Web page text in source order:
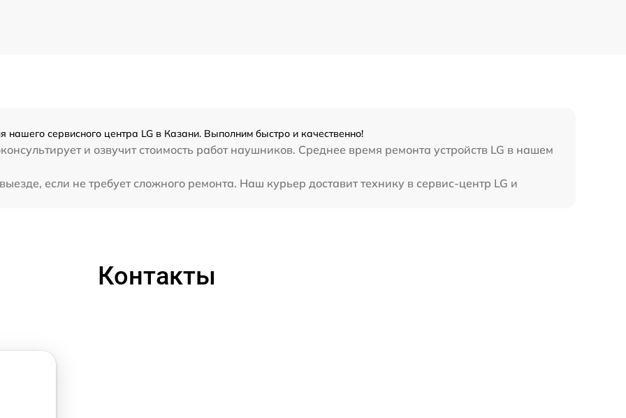
сервисного центра LG в Казани. Выполним быстро и качественно!
и озвучит стоимость работ наушников. Среднее время ремонта устройств LG в нашем
если не требует сложного ремонта. Наш курьер доставит технику в сервис-центр LG и
Контакты